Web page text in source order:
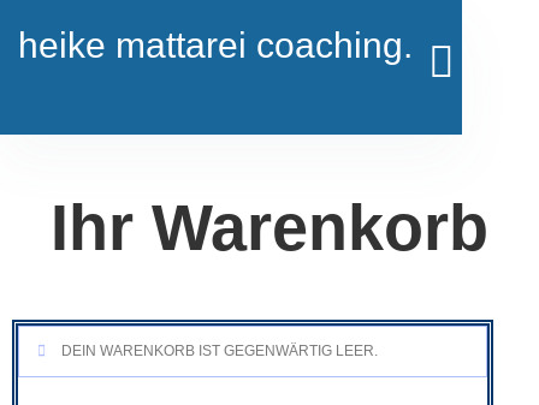
heike mattarei coaching.
Ihr Warenkorb
DEIN WARENKORB IST GEGENWÄRTIG LEER.